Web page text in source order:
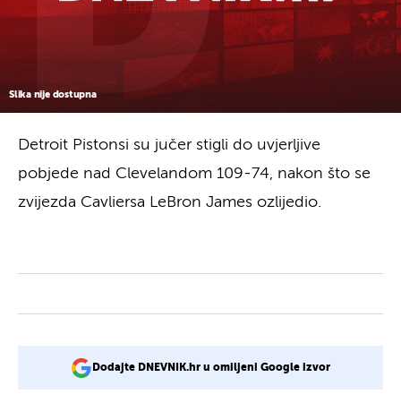
Slika nije dostupna
Detroit Pistonsi su jučer stigli do uvjerljive
pobjede nad Clevelandom 109-74, nakon što se
zvijezda Cavliersa LeBron James ozlijedio.
Dodajte DNEVNIK.hr u omiljeni Google izvor